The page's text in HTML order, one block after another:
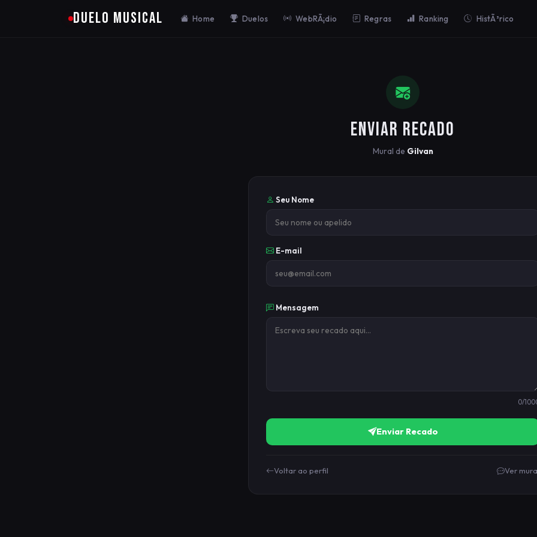
DUELO MUSICAL Home Duelos WebRÃ¡dio Regras Ranking HistÃ³rico
ENVIAR RECADO
Mural de Gilvan
Seu Nome
E-mail
Mensagem
0/
Enviar Recado
Voltar ao perfil Ver